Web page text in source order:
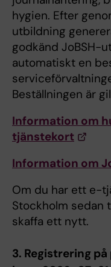
hygien. Efter
utbildning
godkänd JoBSH-
automatiskt en
Beställningen är
Information om
tjänstekort
Information om
Om du har ett e-
Stockholm sedan
skaffa ett nytt.
3. Registrering